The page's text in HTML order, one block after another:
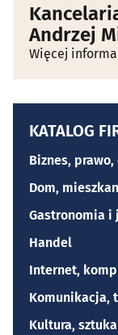
Andrzej
Więcej
KATALOG
Biznes,
Dom,
Gastronomia i
Handel
Internet,
Komunikacja,
Kultura, sztuka